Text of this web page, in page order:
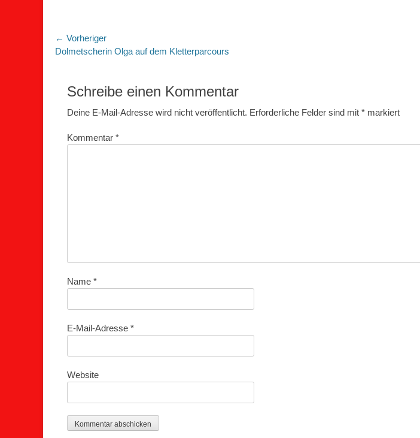
Beitragsnavigation
← Vorheriger
Vorheriger
Dolmetscherin Olga auf dem Kletterparcours
Schreibe einen Kommentar
Deine E-Mail-Adresse wird nicht veröffentlicht. Erforderliche Felder sind mit * markiert
Kommentar *
Name *
E-Mail-Adresse *
Website